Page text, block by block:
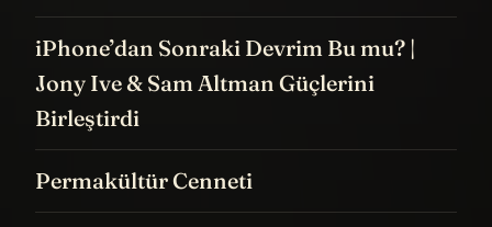
iPhone’dan Sonraki Devrim Bu mu? |
Jony Ive & Sam Altman Güçlerini
Birleştirdi
Permakültür Cenneti